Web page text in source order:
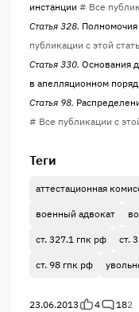
инстанции # Все
Статья 328. Полномочия
публикации с этой
Статья 330. Основания
в апелляционном
Статья 98.
# Все публикации с
Теги
аттестационная
военный адвокат
ст. 327.1 гпк рф ст.
ст. 98 гпк рф
23.06.2013 4 182